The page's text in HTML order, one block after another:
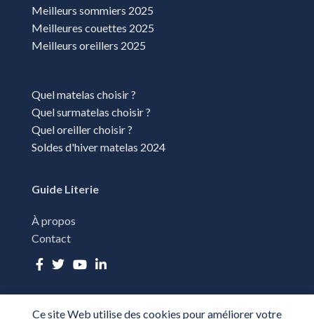
Meilleurs sommiers 2025
Meilleures couettes 2025
Meilleurs oreillers 2025
Quel matelas choisir ?
Quel surmatelas choisir ?
Quel oreiller choisir ?
Soldes d'hiver matelas 2024
Guide Literie
À propos
Contact
Ce site Web utilise des cookies pour améliorer votre